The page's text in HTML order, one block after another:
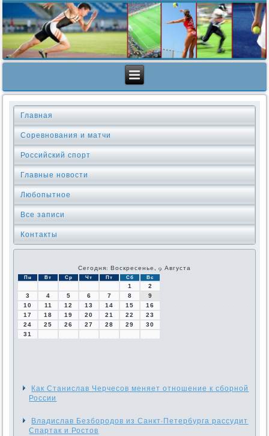
Главная
Соревнования и матчи
Российский спорт
Главные новости
Любопытное
Все записи
Контакты
Сегодня: Воскресенье, 9 Августа
Пн Вт Ср Чт Пт Сб Вс
1
2
3
4 5 6 7 8
9
10
11 12 13 14 15
16
17
18 19 20 21 22
23
24
25 26 27 28 29
30
31
Как Станислав Черчесов меняет отношение к сборной
России
Владислав Безбородов из Санкт-Петербурга рассудит
Спартак и Ростов